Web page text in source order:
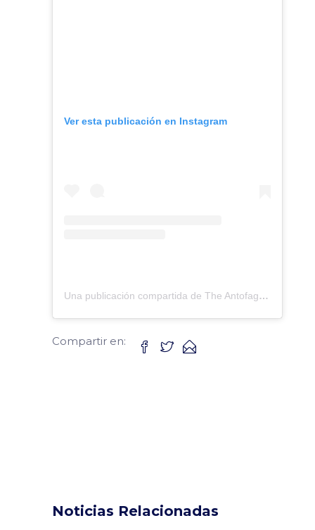
Ver esta publicación en Instagram
Una publicación compartida de The Antofagasta British School (@antofagastabritishschool)
Compartir en:
Noticias Relacionadas